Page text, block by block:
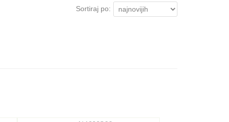
Sortiraj po: